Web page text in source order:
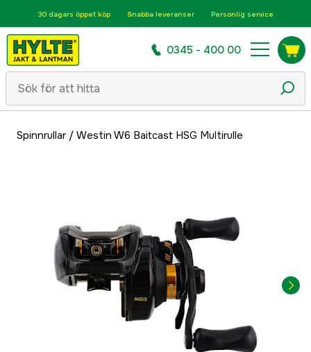
30 dagars öppet köp Snabba leveranser Personlig service
0345 - 400 00
Spinnrullar/ Westin W6 Baitcast HSG Multirulle